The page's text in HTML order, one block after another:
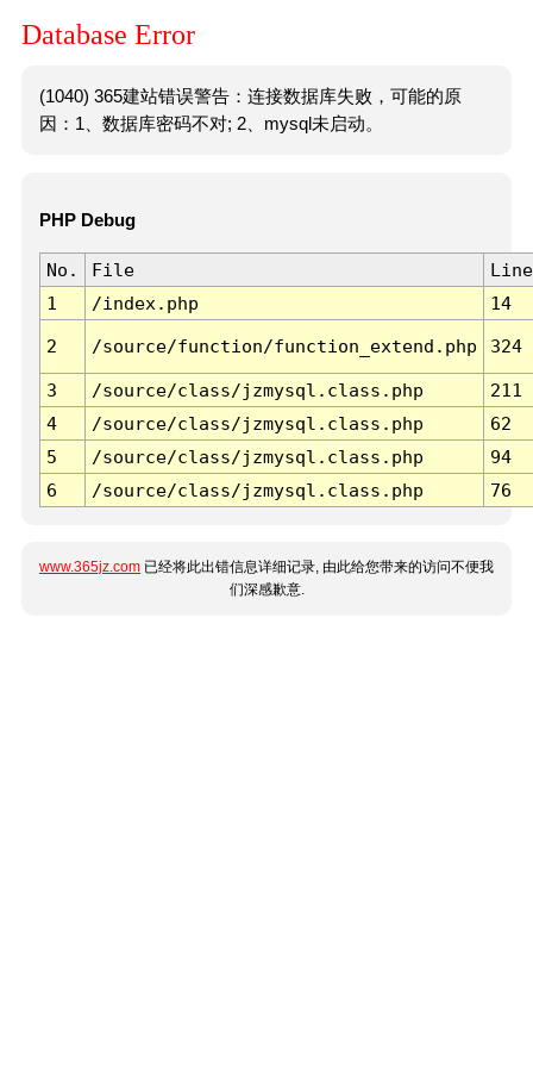
Database Error
(1040) 365建站错误警告：连接数据库失败，可能的原
因：1、数据库密码不对; 2、mysql未启动。
PHP Debug
No. File
Line
1
/index.php 14
2 /source/function/function_extend.php 324
3 /source/class/jzmysql.class.php
211
4
/source/class/jzmysql.class.php
62
5
/source/class/jzmysql.class.php
94
6
/source/class/jzmysql.class.php 76
www.365jz.com 已经将此出错信息详细记录, 由此给您带来的访问不便我
们深感歉意.